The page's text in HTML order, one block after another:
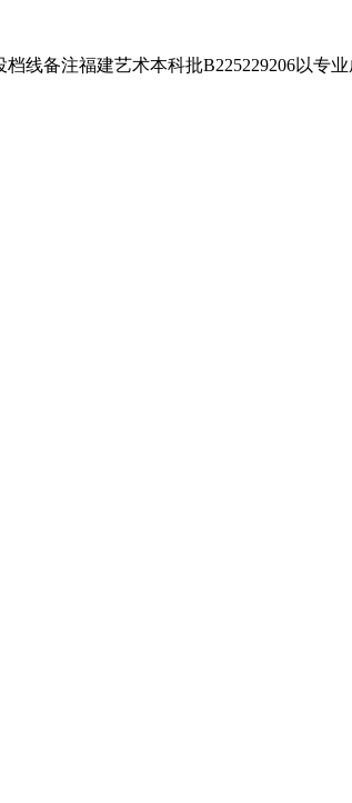
线备注福建艺术本科批B225229206以专